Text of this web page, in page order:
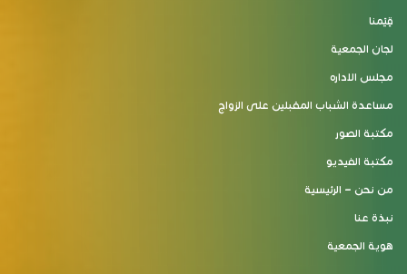
قِيَمنا
لجان الجمعية
مجلس الاداره
مساعدة الشباب المقبلين على الزواج
مكتبة الصور
مكتبة الفيديو
من نحن – الرئيسية
نبذة عنا
هوية الجمعية